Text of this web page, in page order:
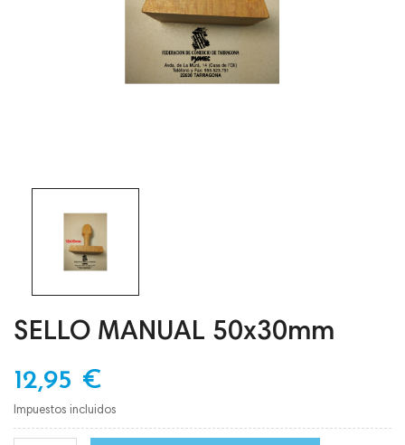
SELLO MANUAL 50x30mm
12,95 €
Impuestos incluidos